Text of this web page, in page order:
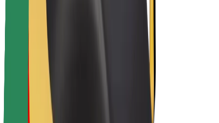
Flották
Franchise-ok
A Bolt-ról
Karrier
A Boltról
Fenntarthatóság a Boltnál
Project Zero